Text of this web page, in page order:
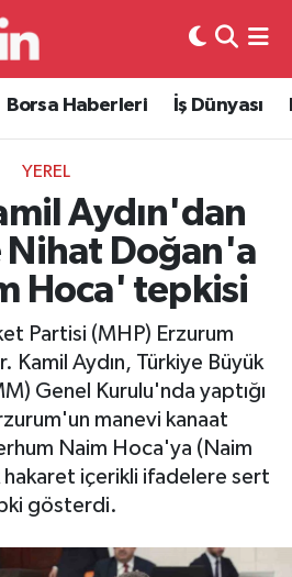
Borsa Haberleri İş Dünyası
YEREL
Aydın'dan
Nihat Doğan'a
Hoca' tepkisi
Partisi (MHP) Erzurum
Kamil Aydın, Türkiye Büyük
Genel Kurulu'nda yaptığı
manevi kanaat
Naim Hoca'ya (Naim
içerikli ifadelere sert
gösterdi.
ve Fikstür